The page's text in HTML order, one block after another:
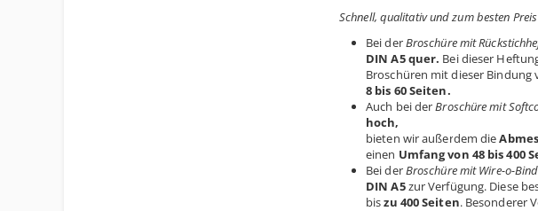
Schnell, qualitativ und zum besten
Bei derBroschüre mit
DIN A5 quer. Bei dieser
Broschüren mit dieser
8 bis 60 Seiten.
Auch bei derBroschüre mit
hoch,
bieten wir außerdem die
einen Umfang von 48 bis 400
Bei derBroschüre mit Wire-o-
DIN A5zur Verfügung. Diese
biszu 400 Seiten. Besonderer